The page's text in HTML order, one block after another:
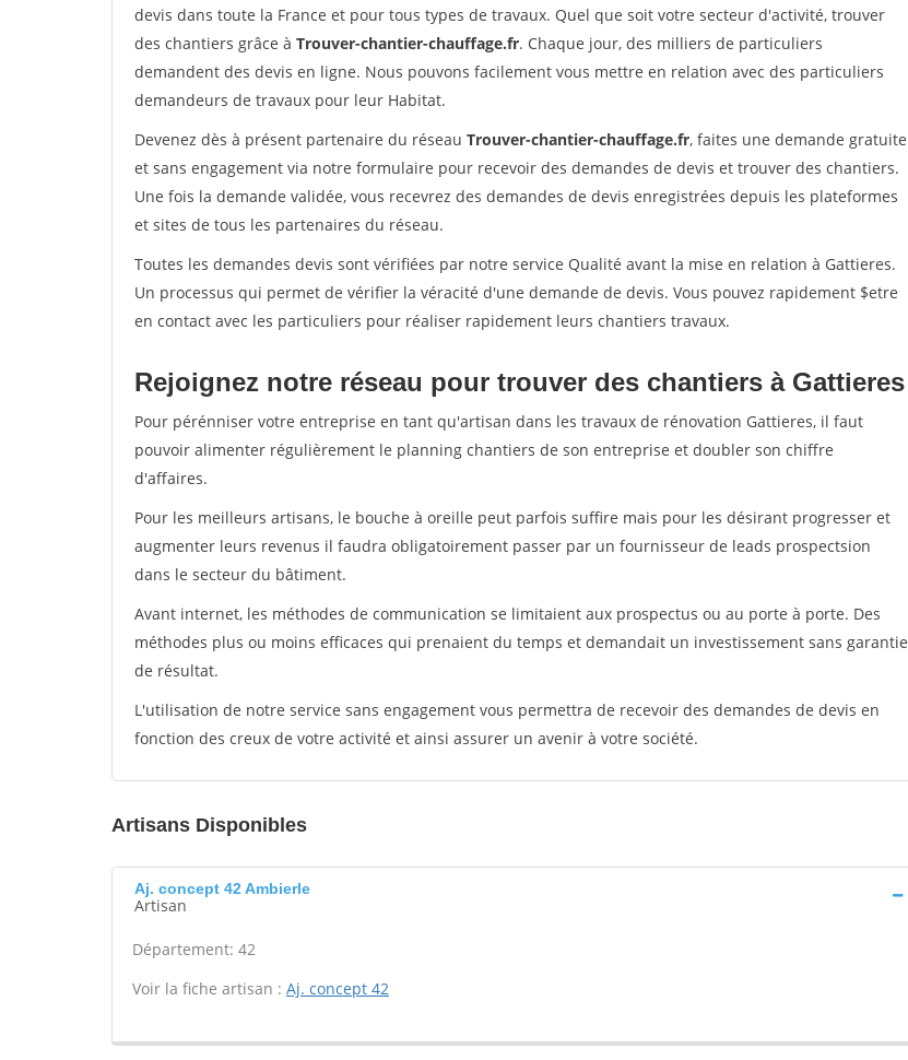
devis dans toute la France et pour tous types de travaux. Quel que soit votre secteur d'activité, trouver
des chantiers grâce à Trouver-chantier-chauffage.fr. Chaque jour, des milliers de particuliers
demandent des devis en ligne. Nous pouvons facilement vous mettre en relation avec des particuliers
demandeurs de travaux pour leur Habitat.
Devenez dès à présent partenaire du réseau Trouver-chantier-chauffage.fr, faites une demande gratuite
et sans engagement via notre formulaire pour recevoir des demandes de devis et trouver des chantiers.
Une fois la demande validée, vous recevrez des demandes de devis enregistrées depuis les plateformes
et sites de tous les partenaires du réseau.
Toutes les demandes devis sont vérifiées par notre service Qualité avant la mise en relation à Gattieres.
Un processus qui permet de vérifier la véracité d'une demande de devis. Vous pouvez rapidement $etre
en contact avec les particuliers pour réaliser rapidement leurs chantiers travaux.
Rejoignez notre réseau pour trouver des chantiers à Gattieres
Pour pérénniser votre entreprise en tant qu'artisan dans les travaux de rénovation Gattieres, il faut
pouvoir alimenter régulièrement le planning chantiers de son entreprise et doubler son chiffre
d'affaires.
Pour les meilleurs artisans, le bouche à oreille peut parfois suffire mais pour les désirant progresser et
augmenter leurs revenus il faudra obligatoirement passer par un fournisseur de leads prospectsion
dans le secteur du bâtiment.
Avant internet, les méthodes de communication se limitaient aux prospectus ou au porte à porte. Des
méthodes plus ou moins efficaces qui prenaient du temps et demandait un investissement sans garantie
de résultat.
L'utilisation de notre service sans engagement vous permettra de recevoir des demandes de devis en
fonction des creux de votre activité et ainsi assurer un avenir à votre société.
Artisans Disponibles
Aj. concept 42 Ambierle
Artisan
Département: 42
Voir la fiche artisan : Aj. concept 42